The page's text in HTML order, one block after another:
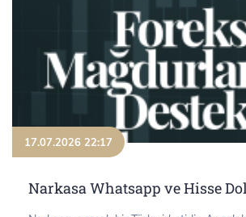
17.07.2026 22:17
Narkasa Whatsapp ve Hisse